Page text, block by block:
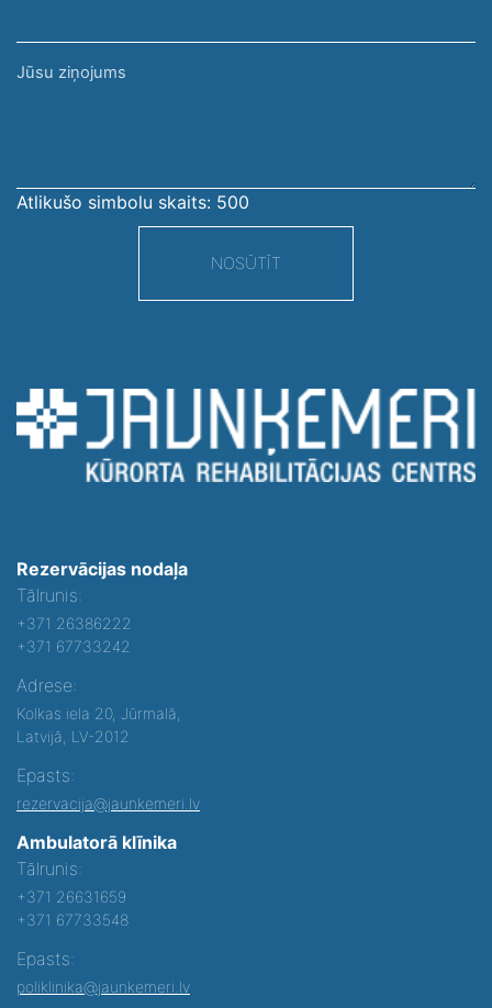
Jūsu
Atlikušo simbolu skaits: 500
NOSŪTĪT
Rezervācijas nodaļa
Tālrunis:
+371 26386222
+371 67733242
Adrese:
Kolkas iela 20, Jūrmalā,
Latvijā, LV-2012
Epasts:
rezervacija@jaunkemeri.lv
Ambulatorā klīnika
Tālrunis:
+371 26631659
+371 67733548
Epasts:
poliklinika@jaunkemeri.lv